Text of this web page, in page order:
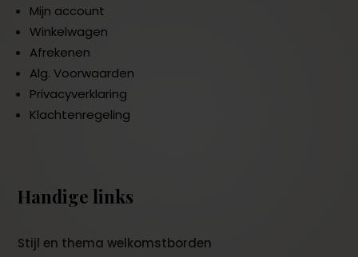
Mijn account
Winkelwagen
Afrekenen
Alg. Voorwaarden
Privacyverklaring
Klachtenregeling
Handige links
Stijl en thema welkomstborden